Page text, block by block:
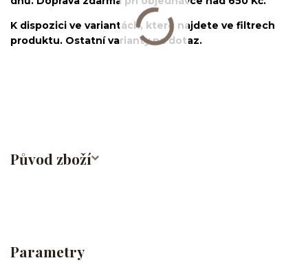
K dispozici ve variantách, které najdete ve filtrech
produktu. Ostatní varianty na dotaz.
Původ zboží
Parametry